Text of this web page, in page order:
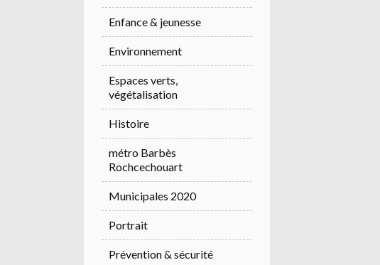
Enfance & jeunesse
Environnement
Espaces verts,
végétalisation
Histoire
métro Barbès
Rochcechouart
Municipales 2020
Portrait
Prévention & sécurité